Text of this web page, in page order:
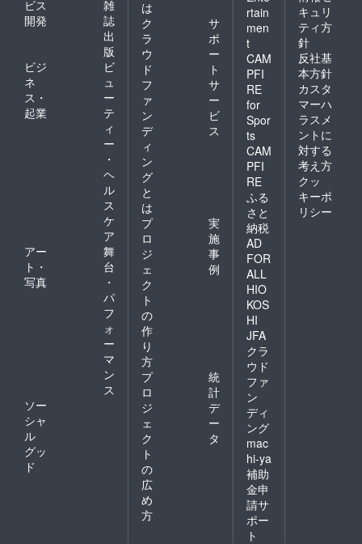
災地で
頑張る
ゲスト
ハウス
黒島様
の活動
支援に
もつな
がるよ
う設計
してい
ます。
宿泊は
任意で
あり、
あくま
で体験
ビス
開発
雑
誌
出
版
ビジ
ネ
ス・
起業
ビ
ュ
ー
テ
ィ
ー
・
ヘ
ル
ス
ケ
ア
アー
ト・
写真
舞
台
・
パ
フ
ォ
ー
マ
ン
ス
ソー
シャ
ル
グッ
ド
は
ク
ラ
ウ
ド
フ
ァ
ン
デ
ィ
ン
グ
と
は
サ
ポ
ー
ト
サ
ー
ビ
ス
プ
ロ
ジ
ェ
ク
ト
の
作
り
方
実
施
事
例
プ
ロ
ジ
ェ
ク
ト
の
広
め
方
統
計
デ
ー
タ
rtain
men
t
CAM
PFI
RE
for
Spor
ts
CAM
PFI
RE
ふる
さと
納税
AD
FOR
ALL
HIO
KOS
HI
JFA
クラ
ウド
ファ
ン
ディ
ング
mac
hi-ya
補助
金申
請サ
ポー
ト
キュリ
ティ方
針
反社基
本方針
カスタ
マーハ
ラスメ
ントに
対する
考え方
クッ
キーポ
リシー